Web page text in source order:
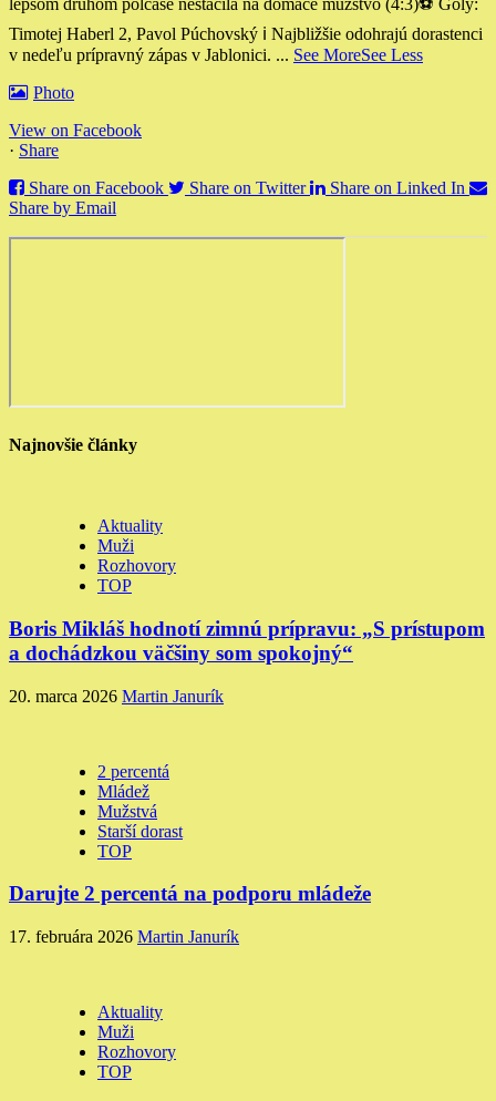
Timotej Haberl 2, Pavol Púchovský ℹ️ Najbližšie odohrajú dorastenci
v nedeľu prípravný zápas v Jablonici. ... See MoreSee Less
Photo
View on Facebook
· Share
Share on Facebook
Share on Twitter
Share on Linked In
Share by Email
Najnovšie články
Aktuality
Muži
Rozhovory
TOP
Boris Mikláš hodnotí zimnú prípravu: „S prístupom
a dochádzkou väčšiny som spokojný“
20. marca 2026 Martin Janurík
2 percentá
Mládež
Mužstvá
Starší dorast
TOP
Darujte 2 percentá na podporu mládeže
17. februára 2026 Martin Janurík
Aktuality
Muži
Rozhovory
TOP